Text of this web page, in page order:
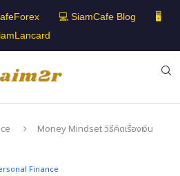
💻 SiamCafe Blog
🖥️
Money Mindset วิธีคิดเรื่องเงิน
Finance